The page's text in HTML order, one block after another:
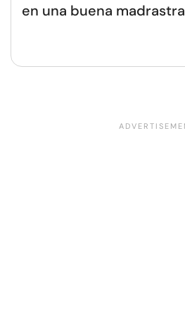
en una buena madrastra